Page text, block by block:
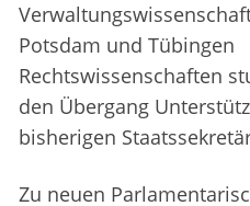
Potsdam und Tübingen
Rechtswissenschaften
den Übergang
bisherigen
Zu neuen